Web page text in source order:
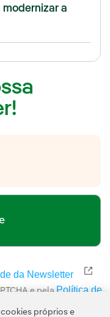
modernizar a
da Newsletter Link
e pela Política de
próprios e